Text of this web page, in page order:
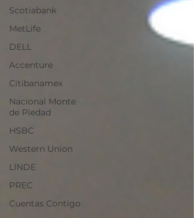
Scotiabank
MetLife
DELL
Accenture
Citibanamex
Nacional Monte
de Piedad
HSBC
Western Union
LINDE
PREC
Cuentas Contigo